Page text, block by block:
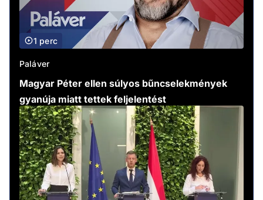
1 perc
Paláver
Magyar Péter ellen súlyos bűncselekmények
gyanúja miatt tettek feljelentést